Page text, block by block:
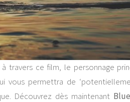
travers ce film, le personnage
vous permettra de
Découvrez dès maintenant